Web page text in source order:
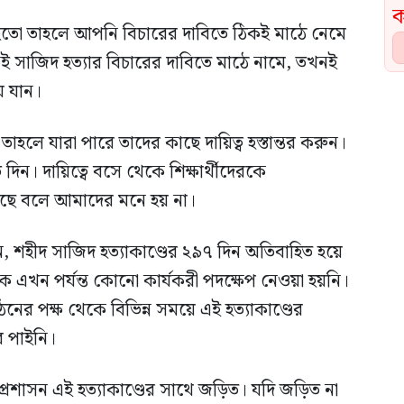
তাহলে আপনি বিচারের দাবিতে ঠিকই মাঠে নেমে
সাজিদ হত্যার বিচারের দাবিতে মাঠে নামে, তখনই
যারা পারে তাদের কাছে দায়িত্ব হস্তান্তর করুন।
দায়িত্বে বসে থেকে শিক্ষার্থীদেরকে
বলে আমাদের মনে হয় না।
সাজিদ হত্যাকাণ্ডের ২৯৭ দিন অতিবাহিত হয়ে
এখন পর্যন্ত কোনো কার্যকরী পদক্ষেপ নেওয়া হয়নি।
পক্ষ থেকে বিভিন্ন সময়ে এই হত্যাকাণ্ডের
এই হত্যাকাণ্ডের সাথে জড়িত। যদি জড়িত না